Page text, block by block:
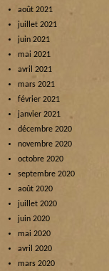
août 2021
juillet 2021
juin 2021
mai 2021
avril 2021
mars 2021
février 2021
janvier 2021
décembre 2020
novembre 2020
octobre 2020
septembre 2020
août 2020
juillet 2020
juin 2020
mai 2020
avril 2020
mars 2020